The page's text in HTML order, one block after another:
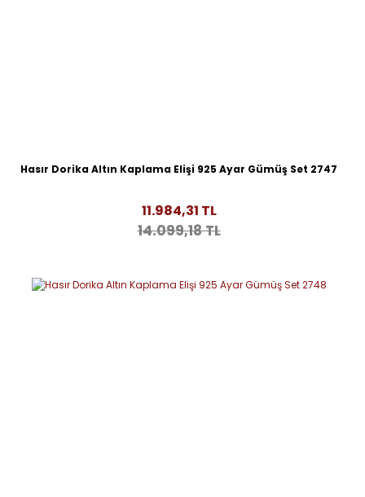
Hasır Dorika Altın Kaplama Elişi 925 Ayar Gümüş Set 2747
11.984,31 TL
14.099,18 TL